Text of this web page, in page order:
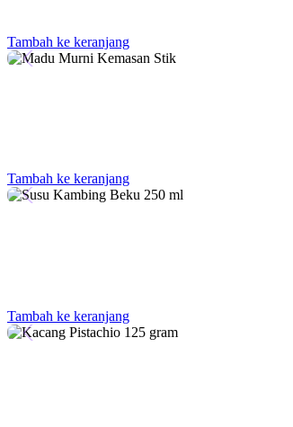
Tambah ke keranjang
Tambah ke keranjang
Tambah ke keranjang